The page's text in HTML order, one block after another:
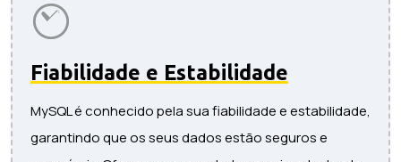
Fiabilidade e Estabilidade
MySQL é conhecido pela sua fiabilidade e estabilidade,
garantindo que os seus dados estão seguros e